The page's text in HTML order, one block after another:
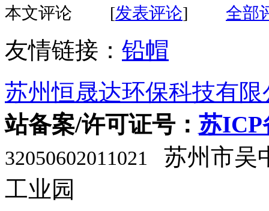
本文评论 [发表评论] 全部
友情链接： 铅帽
苏州恒晟达环保科技有限
站备案/许可证号： 苏ICP
32050602011021 苏州市吴
工业园